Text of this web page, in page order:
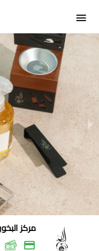
مركز البخور